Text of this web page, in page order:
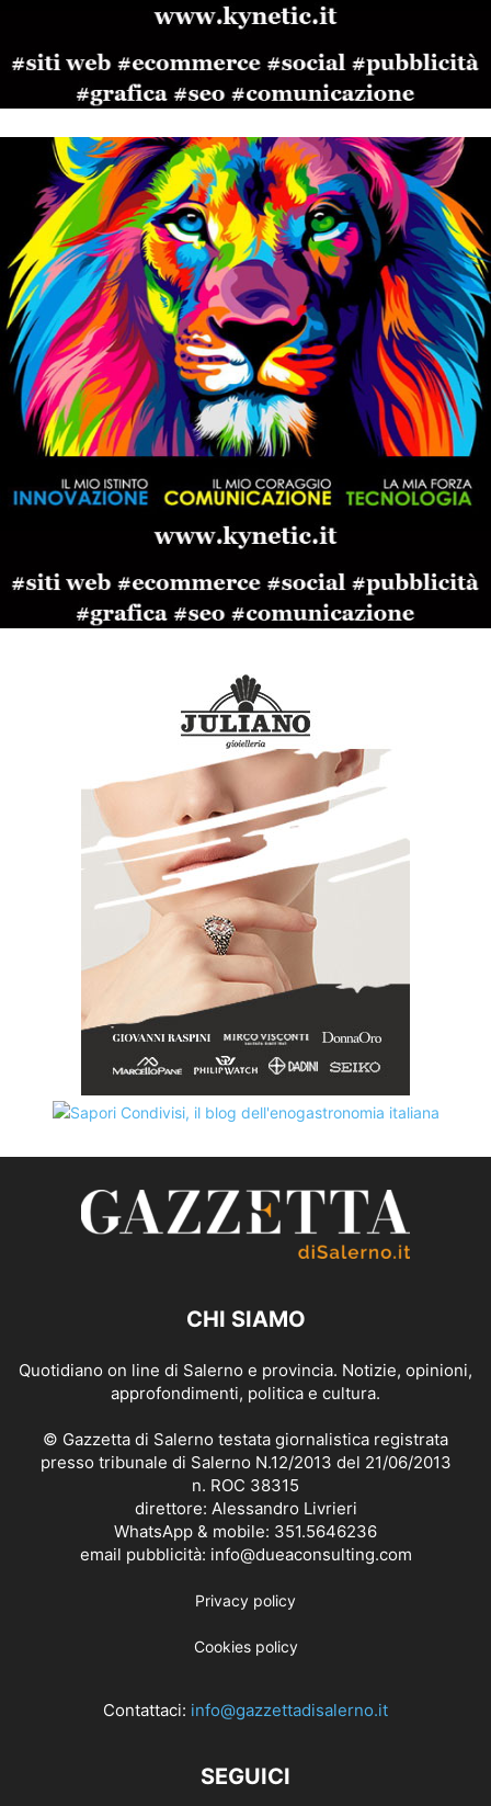
CHI SIAMO
Quotidiano on line di Salerno e provincia. Notizie, opinioni,
approfondimenti, politica e cultura.
© Gazzetta di Salerno testata giornalistica registrata
presso tribunale di Salerno N.12/2013 del 21/06/2013
n. ROC 38315
direttore: Alessandro Livrieri
WhatsApp & mobile: 351.5646236
email pubblicità: info@dueaconsulting.com
Privacy policy
Cookies policy
Contattaci: info@gazzettadisalerno.it
SEGUICI